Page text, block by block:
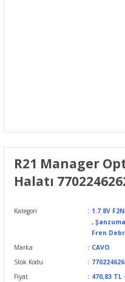
R21 Manager
Halatı
Kategori 1.7 8V
,
Fren
Marka
CAVO
Stok Kodu
Fiyat
470,83 TL